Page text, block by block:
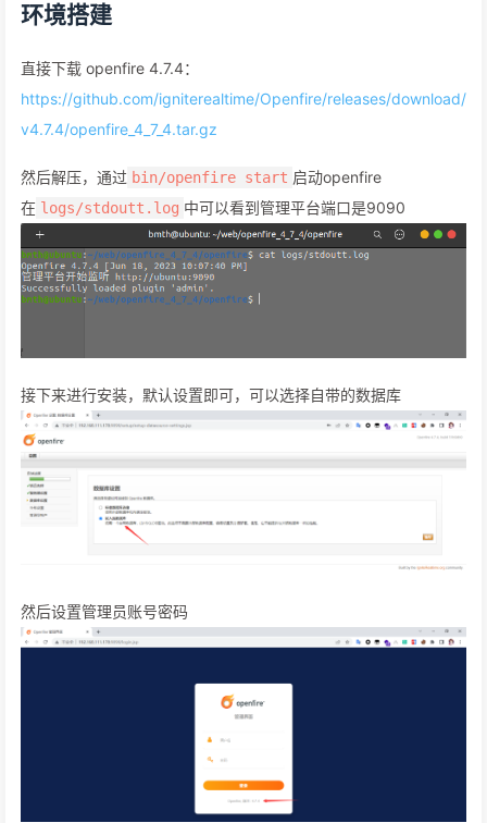
环境搭建
直接下载 openfire 4.7.4：
https://github.com/igniterealtime/Openfire/releases/download/
v4.7.4/openfire_4_7_4.tar.gz
然后解压，通过 bin/openfire start 启动openfire
在 logs/stdoutt.log 中可以看到管理平台端口是9090
接下来进行安装，默认设置即可，可以选择自带的数据库
然后设置管理员账号密码